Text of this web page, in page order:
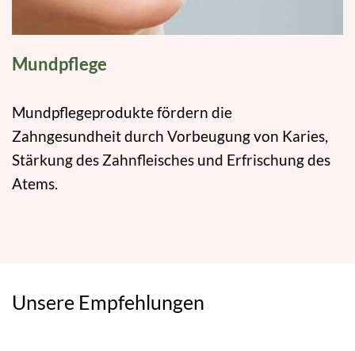
Mundpflege
Mundpflegeprodukte fördern die
Zahngesundheit durch Vorbeugung von Karies,
Stärkung des Zahnfleisches und Erfrischung des
Atems.
Unsere Empfehlungen